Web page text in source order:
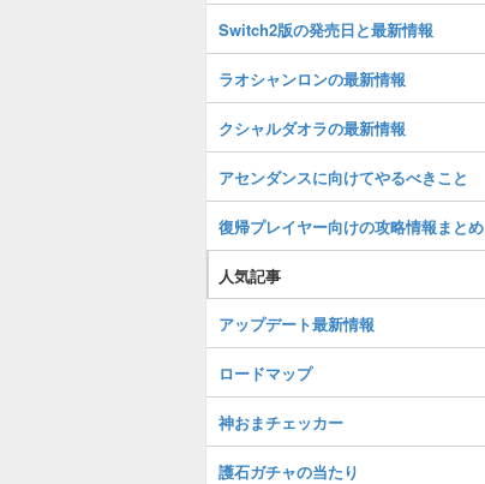
Switch2版の発売日と最新情報
ラオシャンロンの最新情報
クシャルダオラの最新情報
アセンダンスに向けてやるべきこと
復帰プレイヤー向けの攻略情報まとめ
人気記事
アップデート最新情報
ロードマップ
神おまチェッカー
護石ガチャの当たり